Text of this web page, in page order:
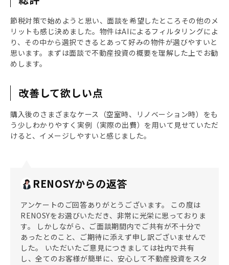
節税対策で始めようと思い、面談を希望したところその他のメ
リットも感じ決めました。物件はAIによるフィルタリングによ
り、その中から選択できるとあって好みの物件が選びやすいと
思います。まずは面談で不動産投資の概要を理解した上でお勧
めします。
改善して欲しい点
購入後のさまざまなケース（空室時、リノベーション時）をも
う少しわかりやすく実例（実際の出費）を用いて見せていただ
けると、イメージしやすいと感じました。
RENOSYからの返答
アンケートのご回答ありがとうございます。 この度は
RENOSYをお選びいただき、非常に光栄に思っておりま
す。 しかしながら、ご面談期間内でご共有が不十分で
あったとのこと、ご期待に添えず申し訳ございませんで
した。 いただいたご意見につきましては社内で共有
し、全てのお客様が簡単に、安心して不動産投資をスタ